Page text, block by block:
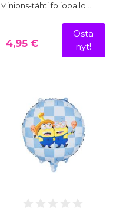
Minions-tähti foliopallol…
4,95 €
Osta
nyt!